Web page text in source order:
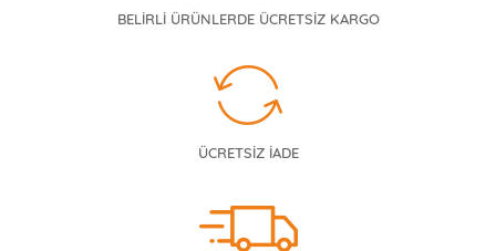
BELİRLİ ÜRÜNLERDE ÜCRETSİZ KARGO
ÜCRETSİZ İADE